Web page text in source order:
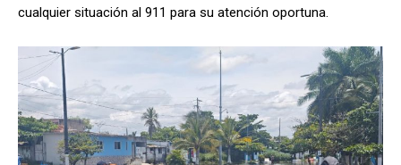
cualquier situación al 911 para su atención oportuna.